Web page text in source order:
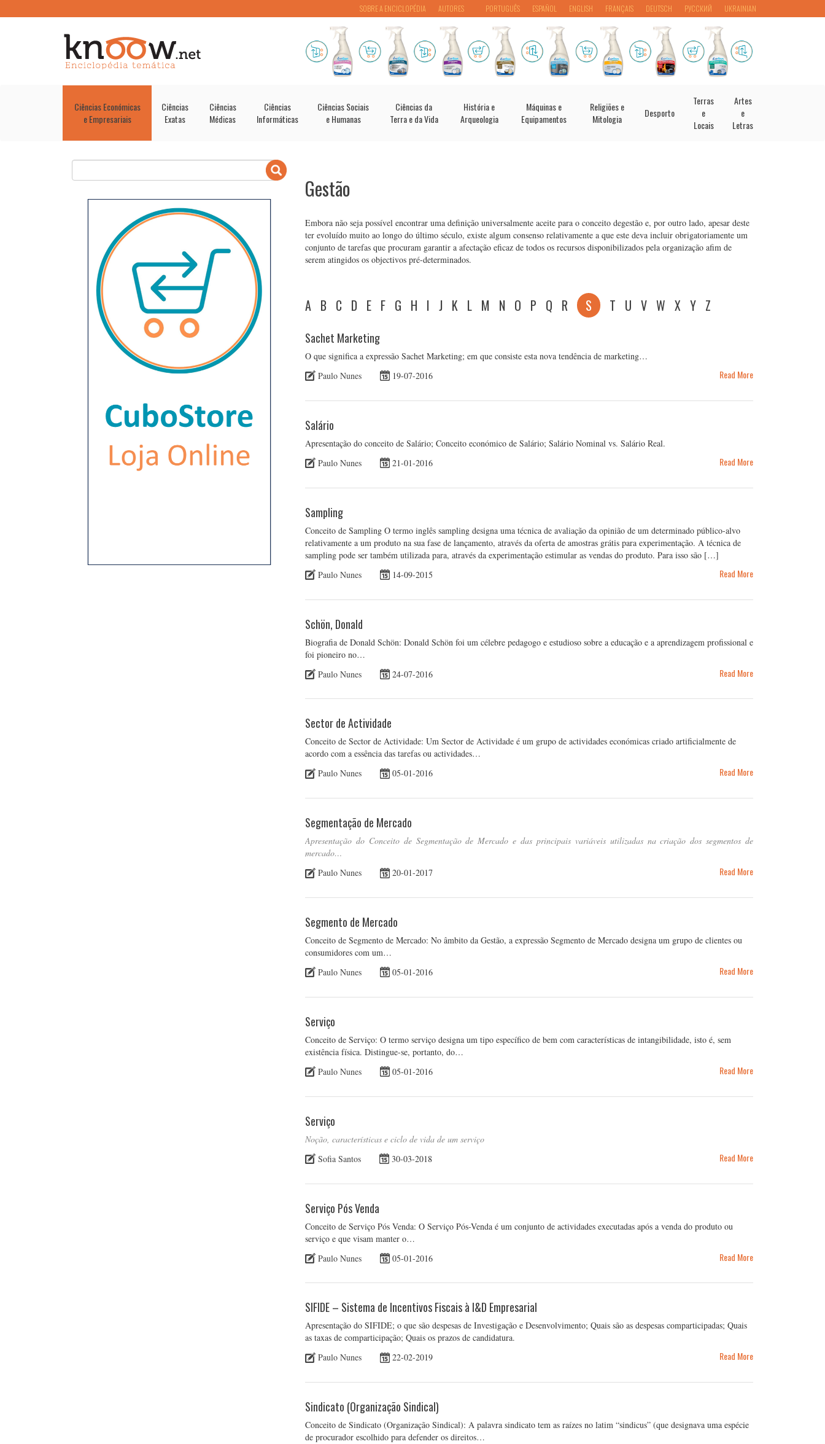
PORTUGUÊS ESPAÑOL ENGLISH FRANÇAIS DEUTSCH РУССКИЙ UKRAINIAN
SOBRE A ENCICLOPÉDIA AUTORES
Ciências Económicas
e Empresariais
Ciências
Exatas
Ciências
Médicas
Ciências
Informáticas
Ciências Sociais
e Humanas
Ciências da
Terra e da Vida
História e
Arqueologia
Máquinas e
Equipamentos
Religiões e
Mitologia
Desporto
Terras
e
Locais
Artes
e
Letras
Gestão
Embora não seja possível encontrar uma definição universalmente aceite para o conceito degestão e, por outro lado, apesar deste
ter evoluído muito ao longo do último século, existe algum consenso relativamente a que este deva incluir obrigatoriamente um
conjunto de tarefas que procuram garantir a afectação eficaz de todos os recursos disponibilizados pela organização afim de
serem atingidos os objectivos pré-determinados.
A B C D E F G H I J K L M N O P Q R S T U V W X Y Z
Sachet Marketing
O que significa a expressão Sachet Marketing; em que consiste esta nova tendência de marketing…
Paulo Nunes
19-07-2016 Read More
Salário
Apresentação do conceito de Salário; Conceito económico de Salário; Salário Nominal vs. Salário Real.
Paulo Nunes
21-01-2016 Read More
Sampling
Conceito de Sampling O termo inglês sampling designa uma técnica de avaliação da opinião de um determinado público-alvo
relativamente a um produto na sua fase de lançamento, através da oferta de amostras grátis para experimentação. A técnica de
sampling pode ser também utilizada para, através da experimentação estimular as vendas do produto. Para isso são […]
Paulo Nunes
14-09-2015 Read More
Schön, Donald
Biografia de Donald Schön: Donald Schön foi um célebre pedagogo e estudioso sobre a educação e a aprendizagem profissional e
foi pioneiro no…
Paulo Nunes
24-07-2016 Read More
Sector de Actividade
Conceito de Sector de Actividade: Um Sector de Actividade é um grupo de actividades económicas criado artificialmente de
acordo com a essência das tarefas ou actividades…
Paulo Nunes
05-01-2016 Read More
Segmentação de Mercado
Apresentação do Conceito de Segmentação de Mercado e das principais variáveis utilizadas na criação dos segmentos de
mercado…
Paulo Nunes
20-01-2017 Read More
Segmento de Mercado
Conceito de Segmento de Mercado: No âmbito da Gestão, a expressão Segmento de Mercado designa um grupo de clientes ou
consumidores com um…
Paulo Nunes
05-01-2016 Read More
Serviço
Conceito de Serviço: O termo serviço designa um tipo específico de bem com características de intangibilidade, isto é, sem
existência física. Distingue-se, portanto, do…
Paulo Nunes
05-01-2016 Read More
Serviço
Noção, características e ciclo de vida de um serviço
Sofia Santos
30-03-2018 Read More
Serviço Pós Venda
Conceito de Serviço Pós Venda: O Serviço Pós-Venda é um conjunto de actividades executadas após a venda do produto ou
serviço e que visam manter o…
Paulo Nunes
05-01-2016 Read More
SIFIDE – Sistema de Incentivos Fiscais à I&D Empresarial
Apresentação do SIFIDE; o que são despesas de Investigação e Desenvolvimento; Quais são as despesas comparticipadas; Quais
as taxas de comparticipação; Quais os prazos de candidatura.
Paulo Nunes
22-02-2019 Read More
Sindicato (Organização Sindical)
Conceito de Sindicato (Organização Sindical): A palavra sindicato tem as raízes no latim “sindicus” (que designava uma espécie
de procurador escolhido para defender os direitos…